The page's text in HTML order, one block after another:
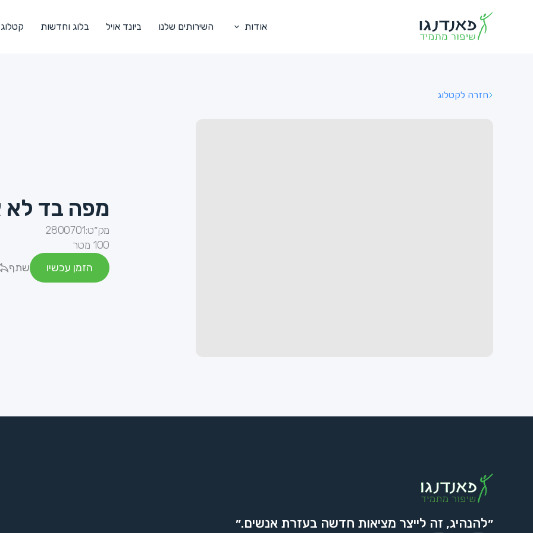
אודות השירותים שלנו ביונד אויל בלוג וחדשות קטלוג
חזרה לקטלוג
מפה בד לא
מק״ט:2800701
100 מטר
הזמן עכשיו
שתף
״להנהיג, זה לייצר מציאות חדשה בעזרת אנשים.״